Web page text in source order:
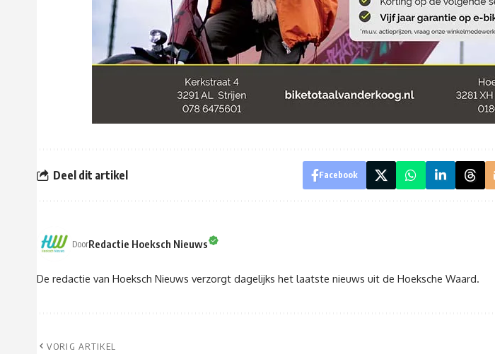
Deel dit artikel Facebook
DoorRedactie Hoeksch Nieuws
De redactie van Hoeksch Nieuws verzorgt dagelijks het laatste nieuws uit de Hoeksche Waard.
VORIG ARTIKEL